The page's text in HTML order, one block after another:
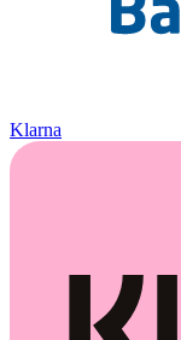
Klarna